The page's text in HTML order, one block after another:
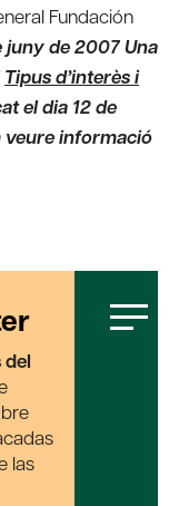
Fundación
juny de 2007 Una
Tipus d’interès i
el dia 12 de
informació
las